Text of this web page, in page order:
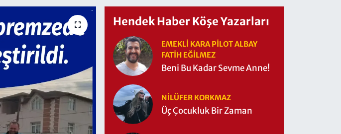
Hendek Haber Köşe Yazarları
EMEKLI KARA PILOT ALBAY
FATIH EĞİLMEZ
Beni Bu Kadar Sevme Anne!
NILÜFER KORKMAZ
Üç Çocukluk Bir Zaman